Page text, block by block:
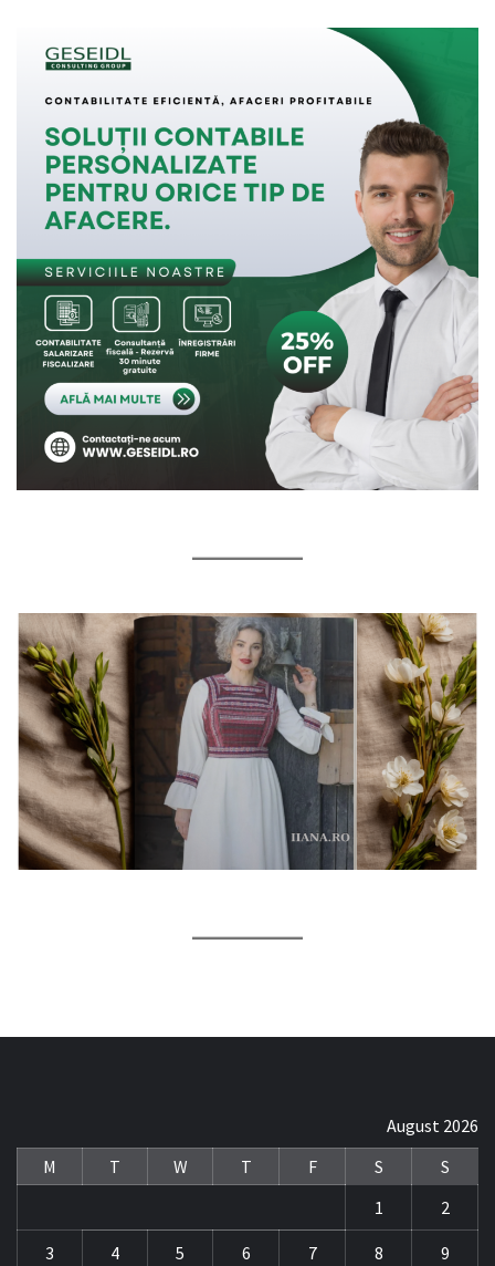
August 2026
M
T W T F S
S
1
2
3 4 5 6 7 8 9